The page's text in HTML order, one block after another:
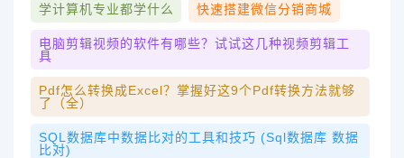
学计算机专业都学什么 快速搭建微信分销商城
电脑剪辑视频的软件有哪些？试试这几种视频剪辑工
具
Pdf怎么转换成excel？掌握好这9个pdf转换方法就够
了（全）
SQL数据库中数据比对的工具和技巧 (sql数据库 数据
比对)